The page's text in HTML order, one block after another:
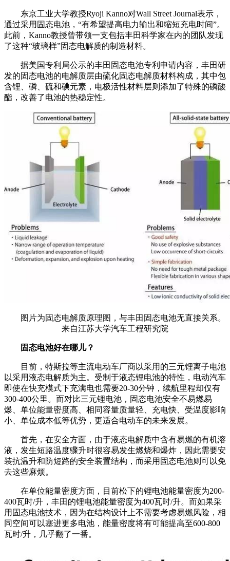
东京工业大学教授Ryoji Kanno对Wall Street Journal表示，
通过采用固态电池，“有希望提高电力输出和缩短充电时间”。
此前，Kanno教授曾带领一支包括丰田科学家在内的团队发现
了这种“玻璃样”固态电解质的制造材料。
据美国专利局公示的丰田固态电池专利申请内容，丰田研
发的固态电池的电解质层由硫化固态电解质材料构成，其中包
含锂、磷、硫和碘元素，电极活性材料层则添加了特殊的磷酸
酯，改善了电池的热稳定性。
图片为固态电解质原理图，与丰田固态电池无直接关系。
来自江苏大学汽车工程研究院
固态电池好在哪儿？
目前，特斯拉等主流电动车厂商以采用的三元锂离子电池
以采用液态电解质为主。受制于液态锂电池的特性，电动汽车
即使在快充模式下充满电也需要20-30分钟，续航里程却仅有
300-400公里。而对比三元锂电池，固态电池安全不易燃易
爆、单位能量密度高、相同容量质量轻、充电快、受温度影响
小、单位成本低等优势，更适合电动车的未来发展。
首先，在安全方面，由于液态电解质中含有易燃的有机溶
液，发生短路温度骤升时很容易发生燃烧和爆炸，因此需要安
装抗温升和防短路的安全装置结构，而采用固态电池则可以免
去这些麻烦。
在单位能量密度方面，目前松下的锂电池能量密度为200-
400瓦时/升，丰田的锂电池能量密度为400瓦时/升。而如果采
用固态电池技术，因为在结构设计上不需要考虑易燃风险，相
同空间可以塞进更多电池，能量密度将有可能提高至600-800
瓦时/升，几乎翻了一番。